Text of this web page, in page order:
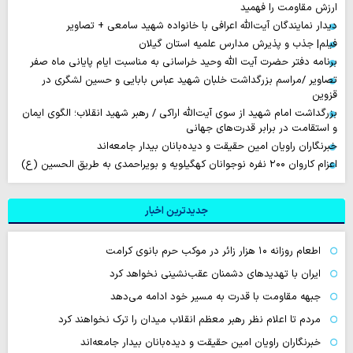
ارزش مقاومت را فهمید
دیدار نمایندگان آیت‌الله اعرافی با خانواده شهید سامعی + تصاویر
فیلم| جذب و پذیرش مدارس علمیه استان گیلان
برنامه دفتر حضرت آیت الله وحید خراسانی به مناسبت ایام پایانی ماه صفر
تصاویر /مراسم بزرگداشت خلبان شهید عباس بابایی و حسین لشگری در
قزوین
بزرگداشت امام شهید از سوی آیت‌الله اراکی / رهبر شهید انقلاب؛ الگوی ایمان
و استقامت در برابر قدرت‌های جهانی
خبرنگاران راویان امین حقیقت و دیده‌بانان بیدار جامعه‌اند
اعزام کاروان ۲۰۰ نفره نوجوانان کهگیلویه و بویراحمدی به طریق الحسین (ع)
جدیدترین اخبار
اطعام روزانه ۱۰ هزار زائر در موکب حرم بانوی کرامت
ایران با تهدیدهای دشمنان عقب‌نشینی نخواهد کرد
جبهه مقاومت با قدرت به مسیر خود ادامه می‌دهد
مردم تا اعلام نظر رهبر معظم انقلاب میدان را ترک نخواهند کرد
خبرنگاران راویان امین حقیقت و دیده‌بانان بیدار جامعه‌اند